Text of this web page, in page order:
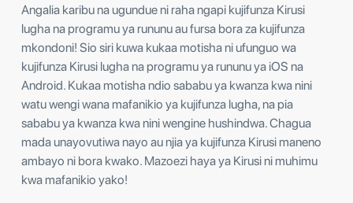
Angalia karibu na ugundue ni raha ngapi kujifunza Kirusi
lugha na programu ya rununu au fursa bora za kujifunza
mkondoni! Sio siri kuwa kukaa motisha ni ufunguo wa
kujifunza Kirusi lugha na programu ya rununu ya iOS na
Android. Kukaa motisha ndio sababu ya kwanza kwa nini
watu wengi wana mafanikio ya kujifunza lugha, na pia
sababu ya kwanza kwa nini wengine hushindwa. Chagua
mada unayovutiwa nayo au njia ya kujifunza Kirusi maneno
ambayo ni bora kwako. Mazoezi haya ya Kirusi ni muhimu
kwa mafanikio yako!